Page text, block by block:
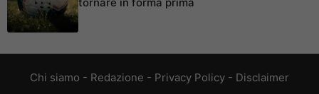
tornare in forma prima
Chi siamo - Redazione - Privacy Policy - Disclaimer